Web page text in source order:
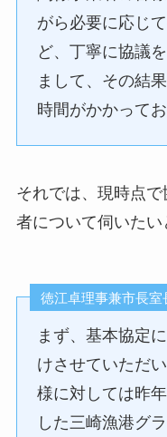
がら必要に応じ
ど、丁寧に協議
まして、その結
時間がかかってお
それでは、現時点
者について伺いたい
徳江卓理事兼市長室
まず、基本協定
けさせていただ
様に対しては昨
した三崎漁港グ